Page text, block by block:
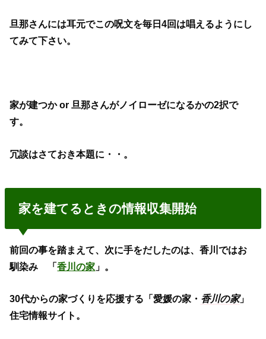
旦那さんには耳元でこの呪文を毎日4回は唱えるようにし
てみて下さい。
家が建つか or 旦那さんがノイローゼになるかの2択で
す。
冗談はさておき本題に・・。
家を建てるときの情報収集開始
前回の事を踏まえて、次に手をだしたのは、香川ではお
馴染み 「香川の家 」。
30代からの家づくりを応援する「愛媛の家・ 香川の家」
住宅情報サイト。